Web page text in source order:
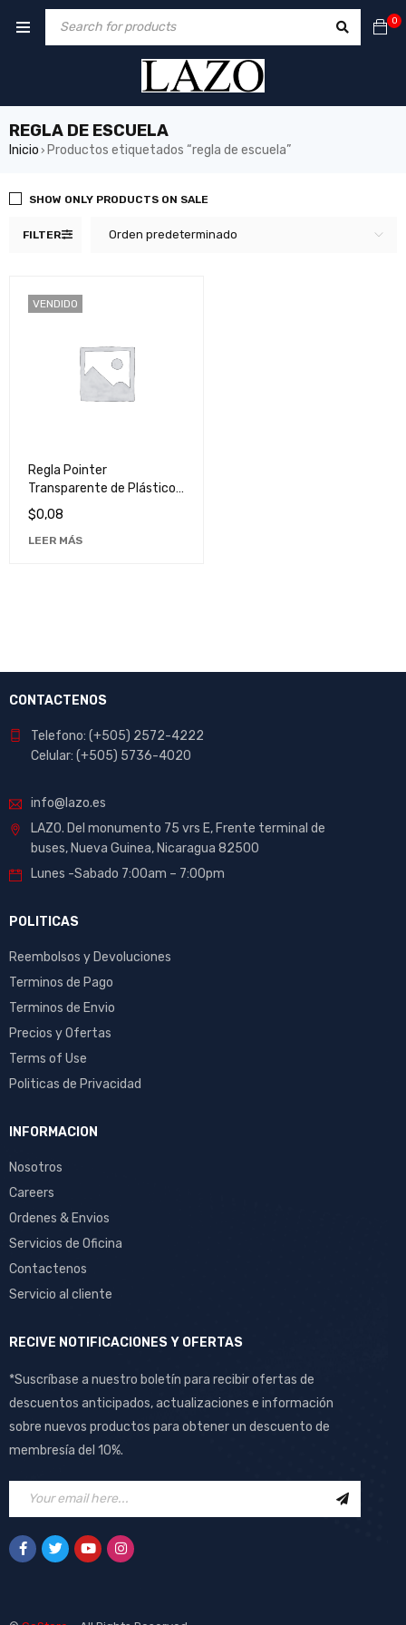
0
REGLA DE ESCUELA
Inicio › Productos etiquetados “regla de escuela”
FILTER Orden predeterminado
SHOW ONLY PRODUCTS ON SALE
VENDIDO
Regla Pointer
Transparente de Plástico
de 30cm - Herramienta
Escolar y de Oficina
$0,08
LEER MÁS
CONTACTENOS
Telefono: (+505) 2572-4222
Celular: (+505) 5736-4020
info@lazo.es
LAZO. Del monumento 75 vrs E, Frente terminal de
buses, Nueva Guinea, Nicaragua 82500
Lunes -Sabado 7:00am – 7:00pm
POLITICAS
Reembolsos y Devoluciones
Terminos de Pago
Terminos de Envio
Precios y Ofertas
Terms of Use
Politicas de Privacidad
INFORMACION
Nosotros
Careers
Ordenes & Envios
Servicios de Oficina
Contactenos
Servicio al cliente
RECIVE NOTIFICACIONES Y OFERTAS
*Suscríbase a nuestro boletín para recibir ofertas de
descuentos anticipados, actualizaciones e información
sobre nuevos productos para obtener un descuento de
membresía del 10%.